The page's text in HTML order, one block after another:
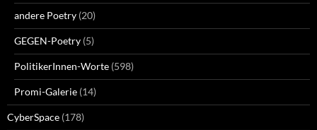
andere Poetry (20)
GEGEN-Poetry (5)
PolitikerInnen-Worte (598)
Promi-Galerie (14)
CyberSpace (178)